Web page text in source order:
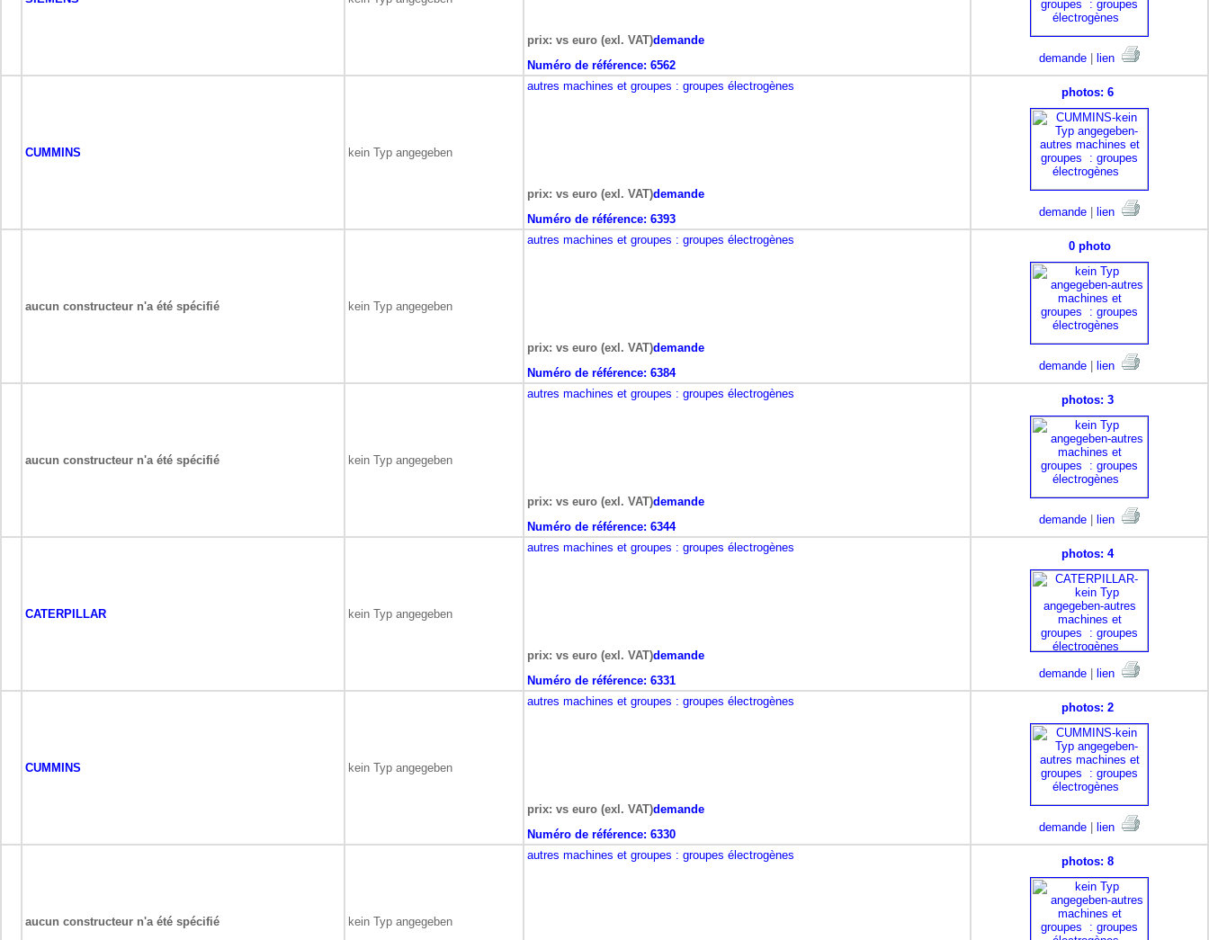
prix: vs euro (exl. VAT)demande
Numéro de référence: 6562
demande lien
CUMMINS kein Typ angegeben
autres machines et groupes : groupes électrogènes
prix: vs euro (exl. VAT)demande
Numéro de référence: 6393
photos: 6
demande lien
aucun constructeur n'a été spécifié kein Typ angegeben
autres machines et groupes : groupes électrogènes
prix: vs euro (exl. VAT)demande
Numéro de référence: 6384
0 photo
demande lien
aucun constructeur n'a été spécifié kein Typ angegeben
autres machines et groupes : groupes électrogènes
prix: vs euro (exl. VAT)demande
Numéro de référence: 6344
photos: 3
demande lien
CATERPILLAR kein Typ angegeben
autres machines et groupes : groupes électrogènes
prix: vs euro (exl. VAT)demande
Numéro de référence: 6331
photos: 4
demande lien
CUMMINS kein Typ angegeben
autres machines et groupes : groupes électrogènes
prix: vs euro (exl. VAT)demande
Numéro de référence: 6330
photos: 2
demande lien
aucun constructeur n'a été spécifié kein Typ angegeben
autres machines et groupes : groupes électrogènes photos: 8